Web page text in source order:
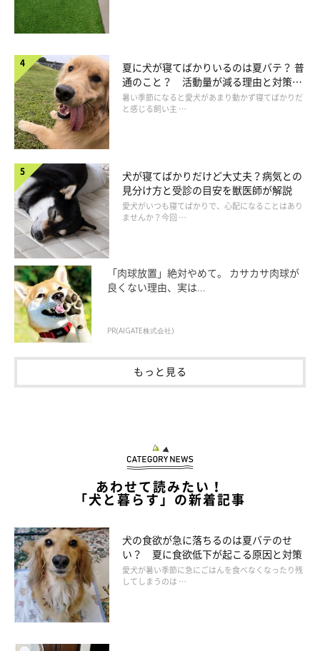
夏に犬が寝てばかりいるのは夏バテ？ 普
通のこと？ 活動量が減る理由と対策と
は
暑い季節になると愛犬があまり動かず寝てばかりだ
と感じる飼い主 …
犬が寝てばかりだけど大丈夫？病気との
見分け方と受診の目安を獣医師が解説
愛犬がいつも寝てばかりで、心配になることはあり
ませんか？今回 …
「肉球放置」絶対やめて。 カサカサ肉球が
良くない理由、実は...
PR(AIGATE株式会社)
もっと見る
あわせて読みたい！
「犬と暮らす」の新着記事
犬の食欲が急に落ちるのは夏バテのせ
い？ 夏に食欲低下が起こる原因と対策
愛犬が暑い季節に急にごはんを食べなくなったり残
してしまうのは …